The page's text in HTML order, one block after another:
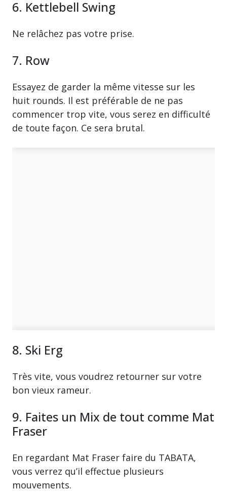
6. Kettlebell Swing
Ne relâchez pas votre prise.
7. Row
Essayez de garder la même vitesse sur les
huit rounds. Il est préférable de ne pas
commencer trop vite, vous serez en difficulté
de toute façon. Ce sera brutal.
8. Ski Erg
Très vite, vous voudrez retourner sur votre
bon vieux rameur.
9. Faites un Mix de tout comme Mat
Fraser
En regardant Mat Fraser faire du TABATA,
vous verrez qu’il effectue plusieurs
mouvements.